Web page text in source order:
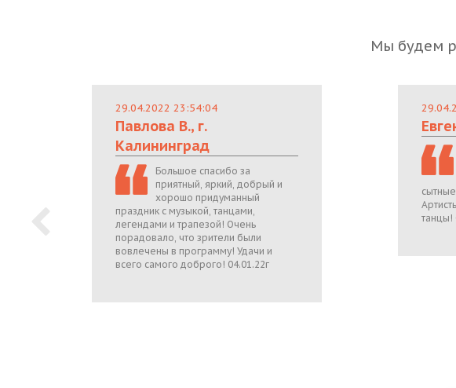
Мы будем
29.04.2022 23:54:04
Павлова В., г.
Калининград
Большое спасибо за
приятный, яркий, добрый и
хорошо придуманный
праздник с музыкой, танцами,
легендами и трапезой! Очень
порадовало, что зрители были
вовлечены в программу! Удачи и
всего самого доброго! 04.01.22г
танцы!